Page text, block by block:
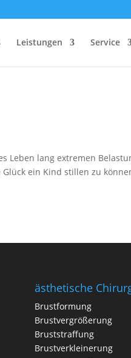
Leistungen Service
lang extremen
ein Kind stillen zu
ästhetische
Brustformung
Brustvergrößerung
Bruststraffung
Brustverkleinerung